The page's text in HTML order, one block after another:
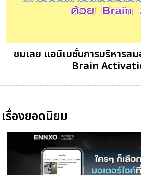
ชมเลย แอนิเมชั่นการบริหารสม
Brain
เรื่องยอดนิยม